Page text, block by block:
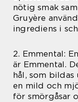
nötig smak
Gruyère
ingrediens i
2. Emmental:
är Emmental.
hål, som bildas
en mild och
för smörgåsar